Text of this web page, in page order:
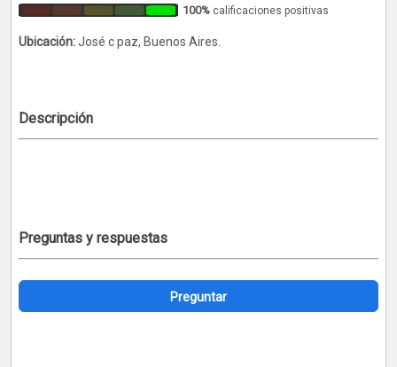
100% calificaciones positivas
Ubicación:José c paz, Buenos Aires.
Descripción
Preguntas y respuestas
Preguntar